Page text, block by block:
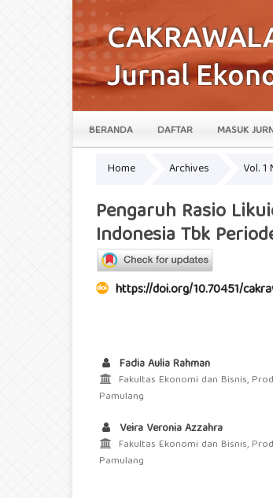
BERANDA DAFTAR MASUK
Home Archives Vol.
Pengaruh Rasio
Indonesia Tbk
https://doi.org/10.70451/
Fadia Aulia Rahman
Fakultas Ekonomi dan Bisnis,
Pamulang
Veira Veronia Azzahra
Fakultas Ekonomi dan Bisnis,
Pamulang